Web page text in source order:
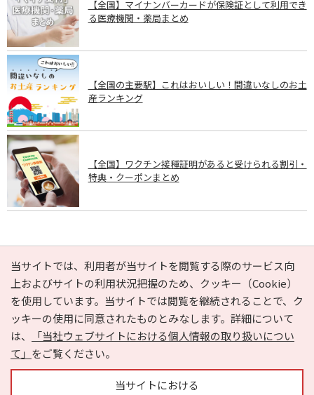
【全国】マイナンバーカードが保険証として利用でき
る医療機関・薬局まとめ
【全国の主要駅】これはおいしい！間違いなしのお土
産ランキング
【全国】ワクチン接種証明があると受けられる割引・
特典・クーポンまとめ
PAGE TOP
当サイトでは、利用者が当サイトを閲覧する際のサービス向
上およびサイトの利用状況把握のため、クッキー（Cookie）
を使用しています。当サイトでは閲覧を継続されることで、ク
ッキーの使用に同意されたものとみなします。詳細について
は、
「当社ウェブサイトにおける個人情報の取り扱いについ
て」 をご覧ください。
当サイトにおける
e-NAVITA（イーナビタ）とは？ お気に入り
ヘルプ
利用規約
個人情報の取り扱いについて
運営会社
サイトマップ
広告掲載に関するお問い合わせ